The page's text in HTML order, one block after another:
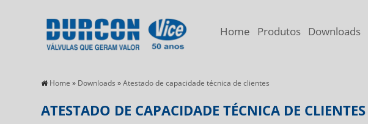
Home Produtos Downloads
Home » Downloads »Atestado de capacidade técnica de clientes
ATESTADO DE CAPACIDADE TÉCNICA DE CLIENTES